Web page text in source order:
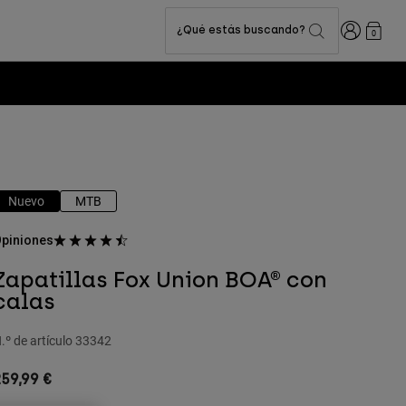
¿Qué estás buscando? Iniciar0
Nuevo MTB
Fox Union BOA® con
de artículo 33342
€